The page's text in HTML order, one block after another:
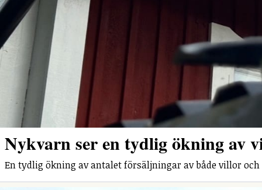
Nykvarn ser en tydlig ökning av
En tydlig ökning av antalet försäljningar av både villor